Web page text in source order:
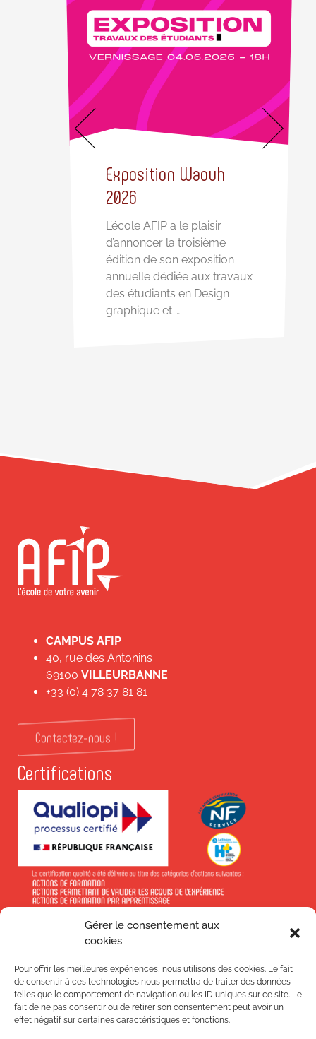
Gérer le consentement aux
cookies
Pour offrir les meilleures expériences, nous utilisons des cookies. Le fait
de consentir à ces technologies nous permettra de traiter des données
telles que le comportement de navigation ou les ID uniques sur ce site. Le
fait de ne pas consentir ou de retirer son consentement peut avoir un
effet négatif sur certaines caractéristiques et fonctions.
Exposition Waouh
2026
L’école AFIP a le plaisir
d’annoncer la troisième
édition de son exposition
annuelle dédiée aux travaux
des étudiants en Design
graphique et …
CAMPUS AFIP
40, rue des Antonins
69100 VILLEURBANNE
+33 (0) 4 78 37 81 81
Contactez-nous !
Certifications
En savoir +
Suivez-nous !